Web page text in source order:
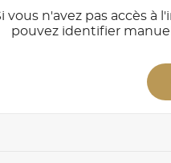
vous n'avez pas accès
pouvez identifier